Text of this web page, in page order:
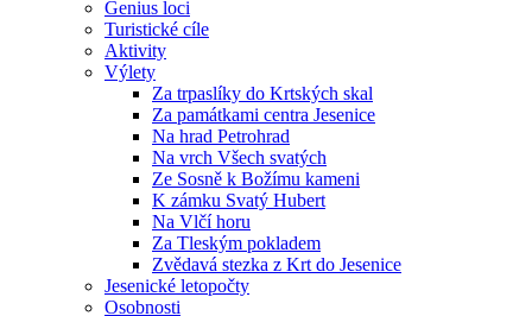
Genius loci
Turistické cíle
Aktivity
Výlety
Za trpaslíky do Krtských skal
Za památkami centra Jesenice
Na hrad Petrohrad
Na vrch Všech svatých
Ze Sosně k Božímu kameni
K zámku Svatý Hubert
Na Vlčí horu
Za Tleským pokladem
Zvědavá stezka z Krt do Jesenice
Jesenické letopočty
Osobnosti